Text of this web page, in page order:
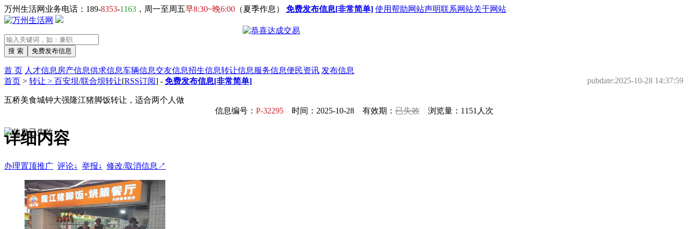
万州生活网业务电话：189-8353-1163 ，周一至周五早8:30~晚6:00 （夏季作息） 免费发布信息[非常简单] 使用帮助网站声明联系网站关于网站
首 页 人才信息 房产信息供求信息车辆信息交友信息招生信息转让信息 服务信息便民资讯 发布信息
首页 > 转让 > 百安坝/联合坝转让[RSS订阅] - 免费发布信息[非常简单] pubdate:2025-10-28 14:37:59
五桥美食城钟大强隆江猪脚饭转让，适合两个人做
信息编号： P-32295 时间：2025-10-28 有效期： 已失效 浏览量：1151人次
详细内容
办理置顶推广 评论↓ 举报↓ 修改/取消信息↗